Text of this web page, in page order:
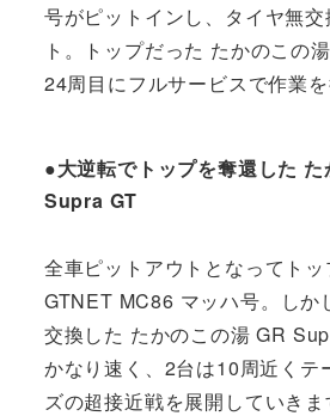
号がピットインし、タイヤ無
ト。トップだった たかのこの
24周目にフルサービスで作業を
●大逆転でトップを奪還した た
Supra GT
全車ピットアウトとなってト
GTNET MC86 マッハ号。しか
交換した たかのこの湯 GR
かなり速く、2台は10周近くテ
ズの超接近戦を展開していきま